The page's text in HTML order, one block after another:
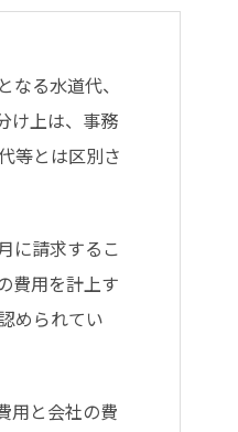
る水道代、
け上は、事務
等とは区別さ
に請求するこ
費用を計上す
められてい
用と会社の費